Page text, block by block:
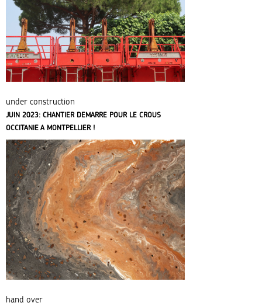
under construction
JUIN 2023: CHANTIER DEMARRE POUR LE CROUS
OCCITANIE A MONTPELLIER !
hand over